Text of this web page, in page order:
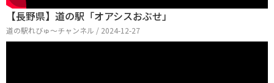
【長野県】道の駅「オアシスおぶせ」
道の駅れびゅ〜チャンネル / 2024-12-27